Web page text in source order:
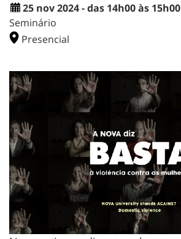
25 nov 2024 - das 14h00 às 15h00
Seminário
Presencial